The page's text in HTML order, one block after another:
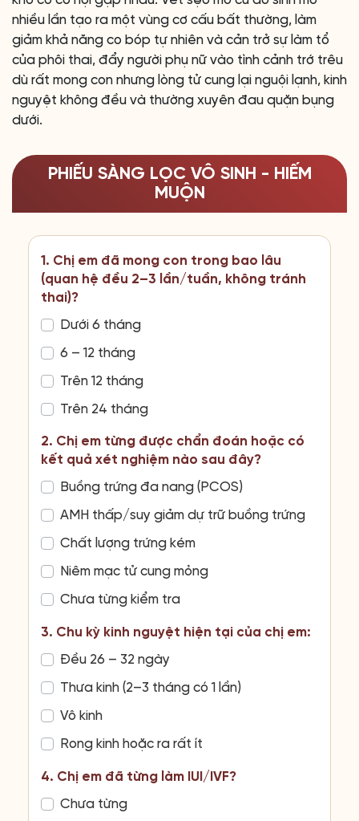
nhiều lần tạo ra một vùng cơ cấu bất thường, làm
giảm khả năng co bóp tự nhiên và cản trở sự làm tổ
của phôi thai, đẩy người phụ nữ vào tình cảnh trớ trêu
dù rất mong con nhưng lòng tử cung lại nguội lạnh, kinh
nguyệt không đều và thường xuyên đau quặn bụng
dưới.
PHIẾU SÀNG LỌC VÔ SINH - HIẾM
MUỘN
1. Chị em đã mong con trong bao lâu
(quan hệ đều 2–3 lần/tuần, không tránh
thai)?
Dưới 6 tháng
6 – 12 tháng
Trên 12 tháng
Trên 24 tháng
2. Chị em từng được chẩn đoán hoặc có
kết quả xét nghiệm nào sau đây?
Buồng trứng đa nang (PCOS)
AMH thấp/suy giảm dự trữ buồng trứng
Chất lượng trứng kém
Niêm mạc tử cung mỏng
Chưa từng kiểm tra
3. Chu kỳ kinh nguyệt hiện tại của chị em:
Đều 26 – 32 ngày
Thưa kinh (2–3 tháng có 1 lần)
Vô kinh
Rong kinh hoặc ra rất ít
4. Chị em đã từng làm IUI/IVF?
Chưa từng